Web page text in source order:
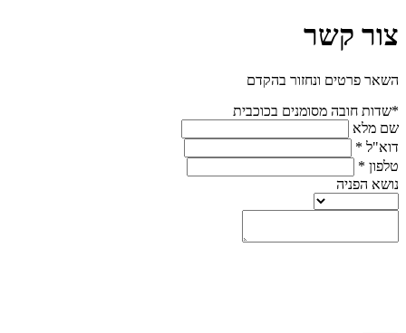
צור קשר
השאר פרטים ונחזור בהקדם
*שדות חובה מסומנים בכוכבית
שם מלא
דוא"ל *
טלפון *
נושא הפניה